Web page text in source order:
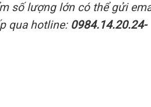
số lượng lớn có thể gửi
qua hotline: 0984.14.20.24-